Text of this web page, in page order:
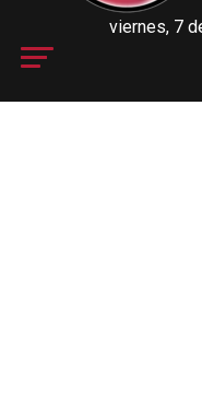
viernes, 7